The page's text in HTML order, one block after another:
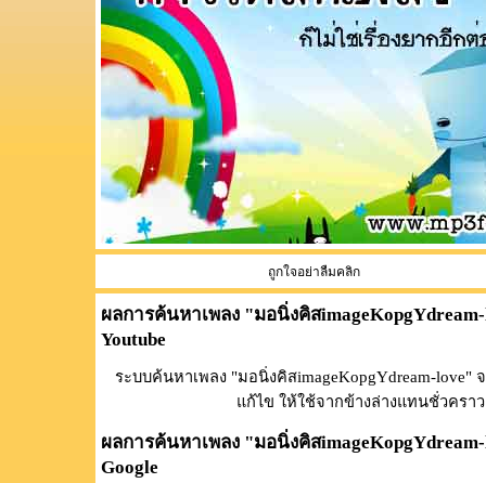
ถูกใจอย่าลืมคลิก
ผลการค้นหาเพลง "มอนิ่งคิส
Youtube
ระบบค้นหาเพลง "มอนิ่งคิสimageKopgYdream-love"
แก้ไข ให้ใช้จากข้างล่างแทนชั่วคราว
ผลการค้นหาเพลง "มอนิ่งคิส
Google